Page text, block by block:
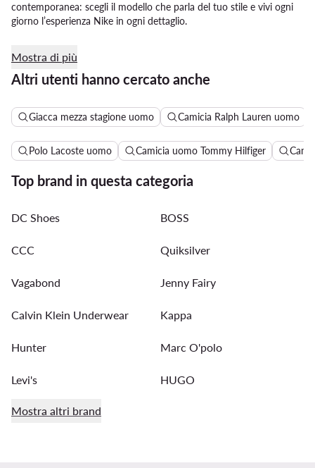
contemporanea: scegli il modello che parla del tuo stile e vivi ogni
giorno l’esperienza Nike in ogni dettaglio.
Mostra di più
Altri utenti hanno cercato anche
Giacca mezza stagione uomo Camicia Ralph Lauren uomo
Polo Lacoste uomo Camicia uomo Tommy Hilfiger
Top brand in questa categoria
DC Shoes BOSS
CCC Quiksilver
Vagabond Jenny Fairy
Calvin Klein Underwear Kappa
Hunter Marc O'polo
Levi's HUGO
Mostra altri brand